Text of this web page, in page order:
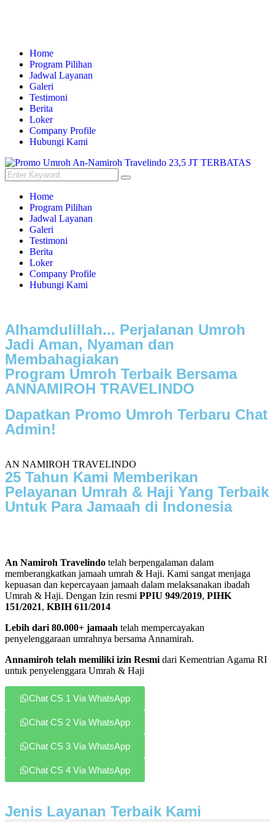
Home
Program Pilihan
Jadwal Layanan
Galeri
Testimoni
Berita
Loker
Company Profile
Hubungi Kami
Home
Program Pilihan
Jadwal Layanan
Galeri
Testimoni
Berita
Loker
Company Profile
Hubungi Kami
Alhamdulillah... Perjalanan Umroh
Jadi Aman, Nyaman dan
Membahagiakan
Program Umroh Terbaik Bersama
ANNAMIROH TRAVELINDO
Dapatkan Promo Umroh Terbaru Chat
Admin!
AN NAMIROH TRAVELINDO
25 Tahun Kami Memberikan
Pelayanan Umrah & Haji Yang Terbaik
Untuk Para Jamaah di Indonesia
An Namiroh Travelindo telah berpengalaman dalam
memberangkatkan jamaah umrah & Haji. Kami sangat menjaga
kepuasan dan kepercayaan jamaah dalam melaksanakan ibadah
Umrah & Haji. Dengan Izin resmi PPIU 949/2019, PIHK
151/2021, KBIH 611/2014
Lebih dari 80.000+ jamaah telah mempercayakan
penyelenggaraan umrahnya bersama Annamirah.
Annamiroh telah memiliki izin Resmi dari Kementrian Agama RI
untuk penyelenggara Umrah & Haji
Chat CS 1 Via WhatsApp
Chat CS 2 Via WhatsApp
Chat CS 3 Via WhatsApp
Chat CS 4 Via WhatsApp
Jenis Layanan Terbaik Kami